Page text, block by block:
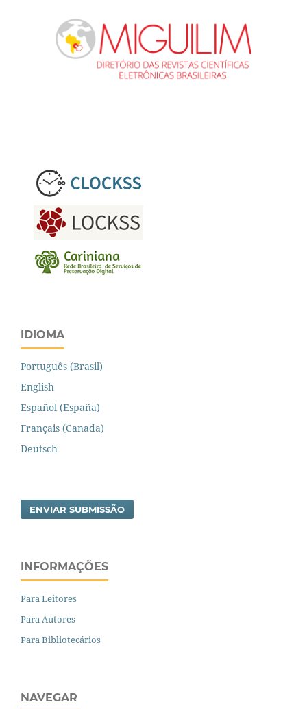
IDIOMA
Português (Brasil)
English
Español (España)
Français (Canada)
Deutsch
ENVIAR SUBMISSÃO
INFORMAÇÕES
Para Leitores
Para Autores
Para Bibliotecários
NAVEGAR